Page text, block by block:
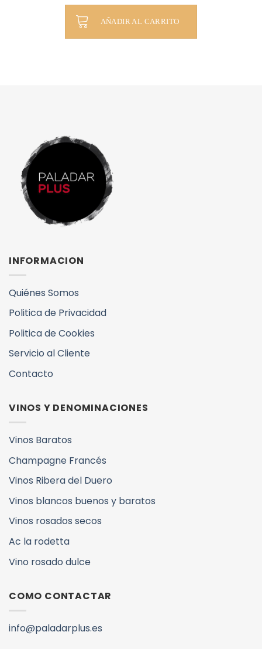
AÑADIR AL CARRITO
INFORMACION
Quiénes Somos
Politica de Privacidad
Politica de Cookies
Servicio al Cliente
Contacto
VINOS Y DENOMINACIONES
Vinos Baratos
Champagne Francés
Vinos Ribera del Duero
Vinos blancos buenos y baratos
Vinos rosados secos
Ac la rodetta
Vino rosado dulce
COMO CONTACTAR
info@paladarplus.es